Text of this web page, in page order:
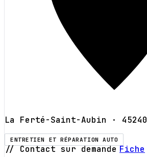
La Ferté-Saint-Aubin · 45240
ENTRETIEN ET RÉPARATION AUTO
// Contact sur demande Fiche